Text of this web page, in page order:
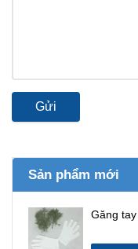
Gửi
Sản phẩm mới
Găng